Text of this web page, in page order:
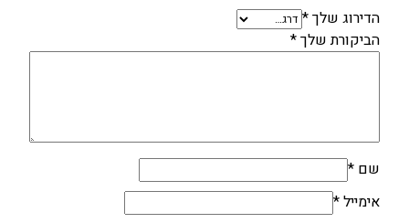
הדירוג שלך*
הביקורת שלך*
שם *
אימייל*